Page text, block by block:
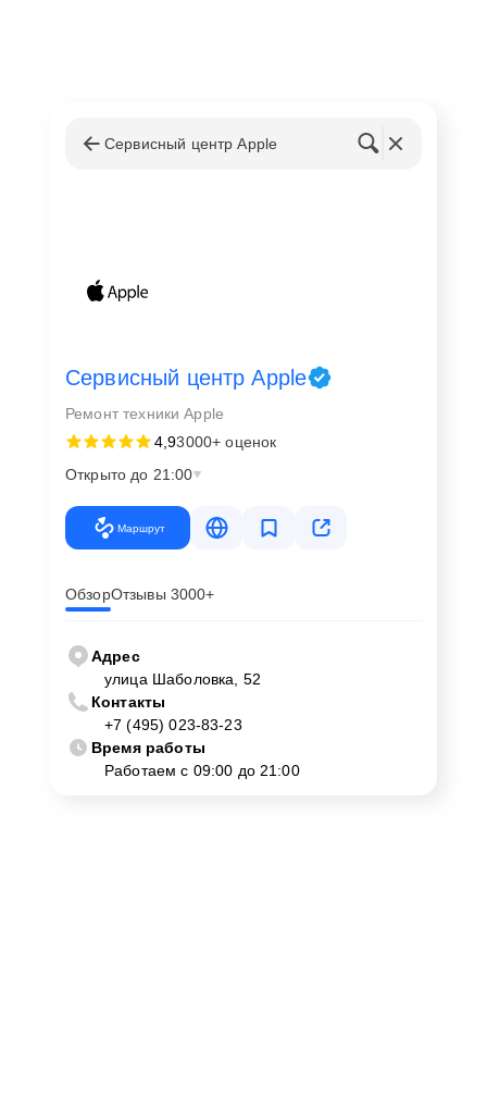
Сервисный центр Apple
Сервисный центр Apple
Ремонт техники Apple
4,93000+ оценок
Открыто до 21:00
Маршрут
ОбзорОтзывы 3000+
Адрес
улица Шаболовка, 52
Контакты
+7 (495) 023-83-23
Время работы
Работаем с 09:00 до 21:00